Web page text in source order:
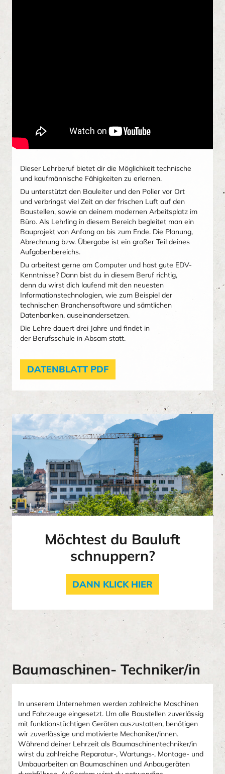
Dieser Lehrberuf bietet dir die Möglichkeit technische
und kaufmännische Fähigkeiten zu erlernen.
Du unterstützt den Bauleiter und den Polier vor Ort
und verbringst viel Zeit an der frischen Luft auf den
Baustellen, sowie an deinem modernen Arbeitsplatz im
Büro. Als Lehrling in diesem Bereich begleitet man ein
Bauprojekt von Anfang an bis zum Ende. Die Planung,
Abrechnung bzw. Übergabe ist ein großer Teil deines
Aufgabenbereichs.
Du arbeitest gerne am Computer und hast gute EDV-
Kenntnisse? Dann bist du in diesem Beruf richtig,
denn du wirst dich laufend mit den neuesten
Informationstechnologien, wie zum Beispiel der
technischen Branchensoftware und sämtlichen
Datenbanken, auseinandersetzen.
Die Lehre dauert drei Jahre und findet in
der Berufsschule in Absam statt.
DATENBLATT PDF
Möchtest du Bauluft
schnuppern?
DANN KLICK HIER
Baumaschinen- Techniker/in
In unserem Unternehmen werden zahlreiche Maschinen
und Fahrzeuge eingesetzt. Um alle Baustellen zuverlässig
mit funktionstüchtigen Geräten auszustatten, benötigen
wir zuverlässige und motivierte Mechaniker/innen.
Während deiner Lehrzeit als Baumaschinentechniker/in
wirst du zahlreiche Reparatur-, Wartungs-, Montage- und
Umbauarbeiten an Baumaschinen und Anbaugeräten